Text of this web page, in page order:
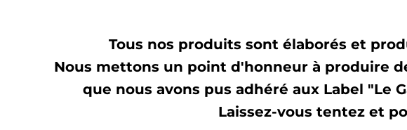
Tous nos produits sont élaborés et
Nous mettons un point d'honneur à produire
que nous avons pus adhéré aux Label "Le
Laissez-vous tentez et